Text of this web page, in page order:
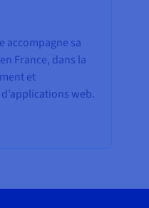
accompagne sa
France, dans la
et
web.